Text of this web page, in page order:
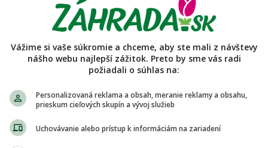
Podmienky predaja používateľa
Prosím vás. Skrz pohotovej odpovede mi radšej volajte
Vážime si vaše súkromie a chceme, aby ste mali z návštevy
nášho webu najlepší zážitok. Preto by sme vás radi
požiadali o súhlas na:
Personalizovaná reklama a obsah, meranie reklamy a obsahu,
prieskum cieľových skupín a vývoj služieb
Uchovávanie alebo prístup k informáciám na zariadení